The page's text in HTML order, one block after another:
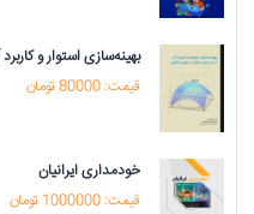
بهینه‌سازی استوار و
قیمت: 80000 تومان
خودمداری ایرانیان
قیمت: 1000000 تومان